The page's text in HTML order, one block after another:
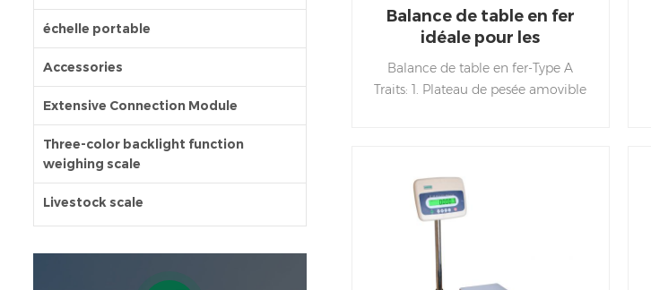
échelle portable
Accessories
Extensive Connection Module
Three-color backlight function
weighing scale
Livestock scale
Balance de table en fer
idéale pour les
applications de pesage
Balance de table en fer-Type A
Traits: 1. Plateau de pesée amovible
en fer pour des performances
durables 4. Indicateurs en option :
JIK-8/JIK-6/JIK-4/JWI-710/JWI-
700B/JWI-700W/JWI-700C/JWI-
700P/JWI-586/JWI-688/JWI-
3000/JWI -3100/JWI-3000W/JWI-